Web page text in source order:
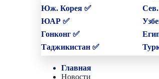
Юж. Корея ✅
ЮАР ✅
Гонконг ✅
Таджикистан ✅
Главная
Новости